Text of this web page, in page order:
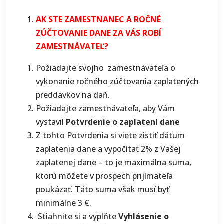
AK STE ZAMESTNANEC A ROČNÉ
ZÚČTOVANIE DANE ZA VÁS ROBÍ
ZAMESTNÁVATEĽ?
Požiadajte svojho zamestnávateľa o
vykonanie ročného zúčtovania zaplatených
preddavkov na daň.
Požiadajte zamestnávateľa, aby Vám
vystavil Potvrdenie o zaplatení dane
Z tohto Potvrdenia si viete zistiť dátum
zaplatenia dane a vypočítať 2% z Vašej
zaplatenej dane – to je maximálna suma,
ktorú môžete v prospech prijímateľa
poukázať. Táto suma však musí byť
minimálne 3 €.
Stiahnite si a vyplňteVyhlásenie o